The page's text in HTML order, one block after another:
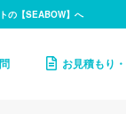
の【SEABOW】へ
お見積もり